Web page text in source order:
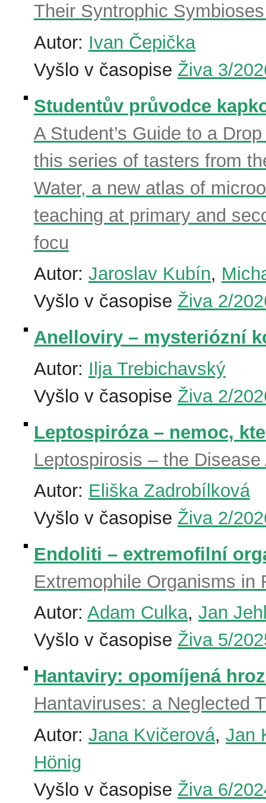
Their Syntrophic
Autor: Ivan Čepička
Vyšlo v časopise Živa 3/
Studentův průvodce
A Student’s Guide to a
this series of tasters from
Water, a new atlas of
teaching at primary and
focu
Autor: Jaroslav Kubín,
Vyšlo v časopise Živa 2/
Anelloviry – mysteriózní
Autor: Ilja Trebichavský
Vyšlo v časopise Živa 2/
Leptospiróza – nemoc,
Leptospirosis – the
Autor: Eliška Zadrobílková
Vyšlo v časopise Živa 2/
Endoliti – extremofilní
Extremophile Organisms in
Autor: Adam Culka, Jan
Vyšlo v časopise Živa 5/
Hantaviry: opomíjená
Hantaviruses: a Neglected
Autor: Jana Kvičerová, Jan
Hönig
Vyšlo v časopise Živa 6/